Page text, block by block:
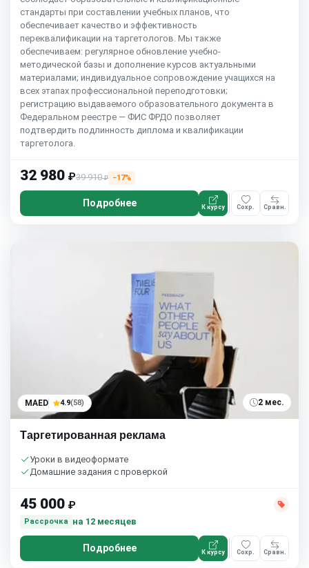
стандарты при составлении учебных планов, что
обеспечивает качество и эффективность
переквалификации на таргетологов. Мы также
обеспечиваем: регулярное обновление учебно-
методической базы и дополнение курсов актуальными
материалами; индивидуальное сопровождение учащихся на
всех этапах профессиональной переподготовки;
регистрацию выдаваемого образовательного документа в
Федеральном реестре — ФИС ФРДО позволяет
подтвердить подлинность диплома и квалификации
таргетолога.
32 980 ₽39 910₽ −17%
Подробнее К курсу Сохр. Сравн.
MAED 4.9(58) 2 мес.
Таргетированная реклама
Уроки в видеоформате
Домашние задания с проверкой
45 000 ₽
Рассрочка на 12 месяцев
Подробнее К курсу Сохр. Сравн.